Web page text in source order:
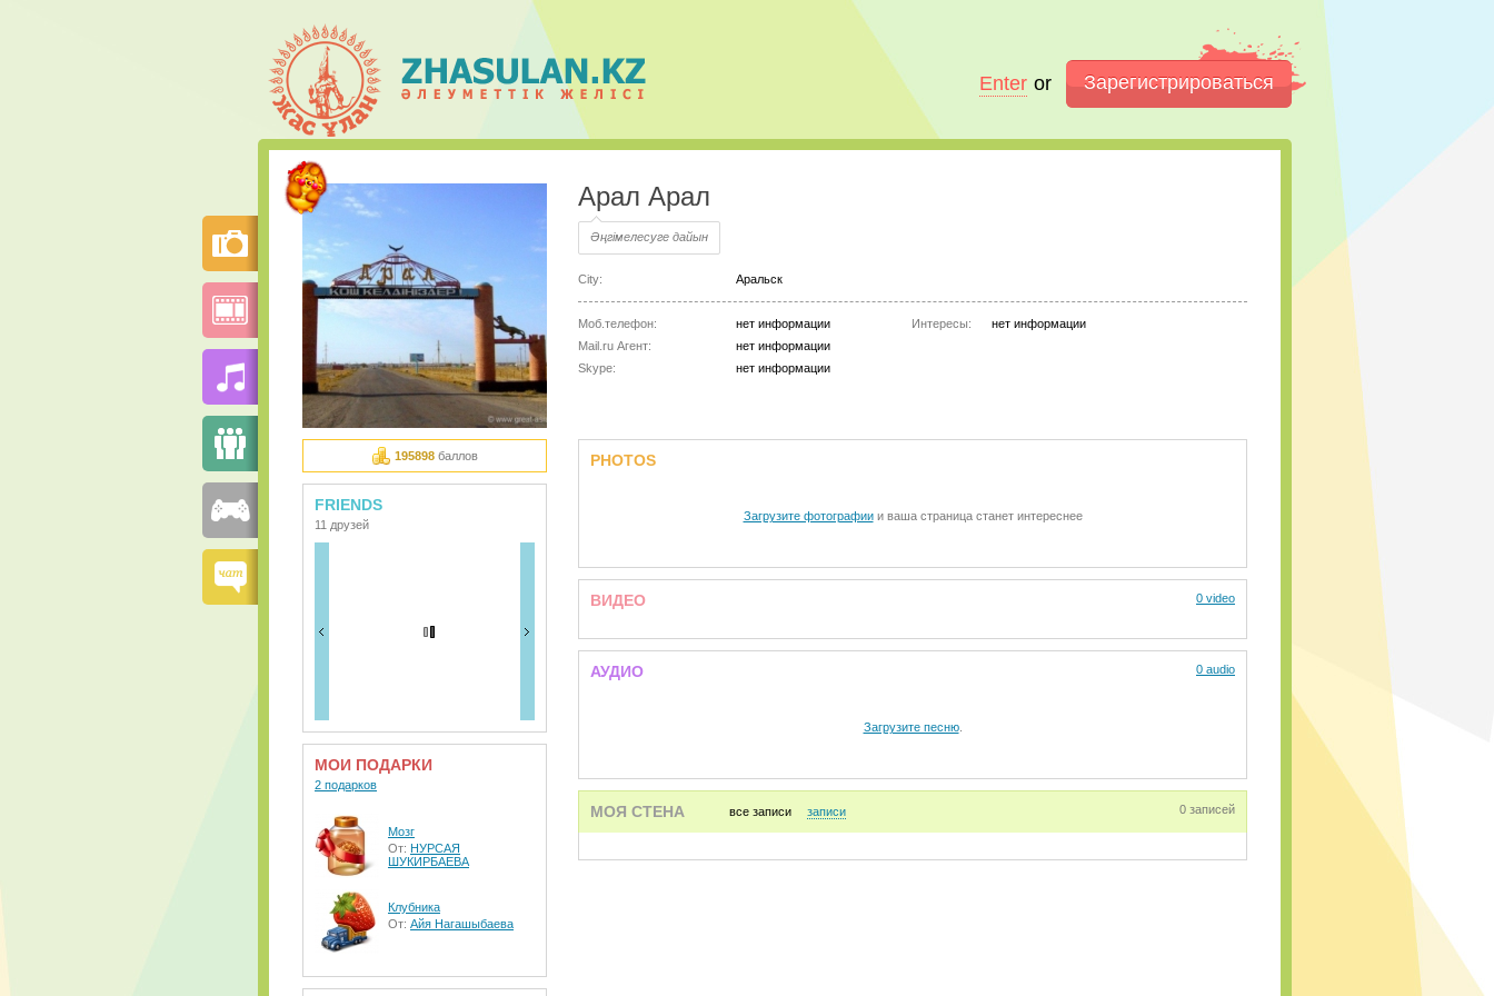
Enter or Зарегистрироваться
Арал Арал
Әңгімелесуге дайын
City: Аральск
Моб.телефон:
нет информации
Mail.ru Агент:
нет информации
Skype:
нет информации
Интересы: нет информации
195898баллов
FRIENDS
11 друзей
МОИ ПОДАРКИ
2 подарков
Мозг
От: НУРСАЯ
ШУКИРБАЕВА
Клубника
От: Айя Нагашыбаева
PHOTOS
Загрузите фотографиии ваша страница станет интереснее
ВИДЕО 0 video
АУДИО 0 audio
Загрузите песню.
МОЯ СТЕНА все записи записи 0 записей